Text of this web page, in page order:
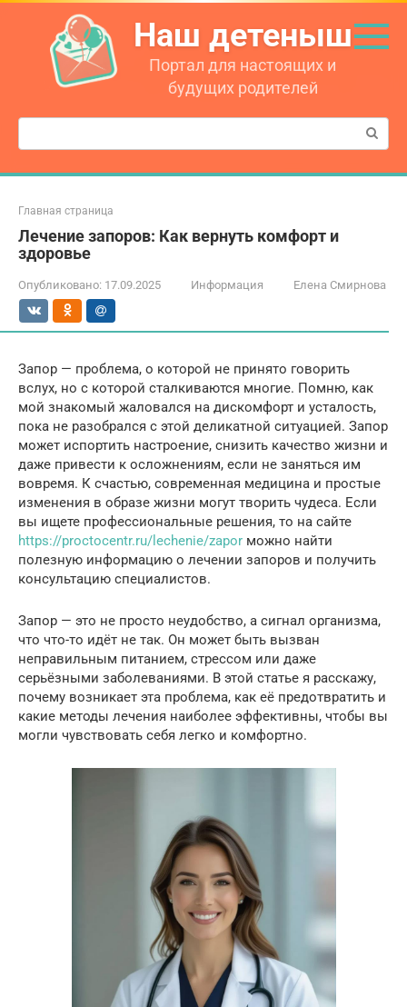
Перейти
контенту
Наш детеныш
Портал для настоящих и
будущих родителей
Поиск:
Главная страница
Лечение запоров: Как вернуть комфорт и
здоровье
Опубликовано: 17.09.2025 Информация Елена Смирнова
Запор — проблема, о которой не принято говорить
вслух, но с которой сталкиваются многие. Помню, как
мой знакомый жаловался на дискомфорт и усталость,
пока не разобрался с этой деликатной ситуацией. Запор
может испортить настроение, снизить качество жизни и
даже привести к осложнениям, если не заняться им
вовремя. К счастью, современная медицина и простые
изменения в образе жизни могут творить чудеса. Если
вы ищете профессиональные решения, то на сайте
https://proctocentr.ru/lechenie/zapor можно найти
полезную информацию о лечении запоров и получить
консультацию специалистов.
Запор — это не просто неудобство, а сигнал организма,
что что-то идёт не так. Он может быть вызван
неправильным питанием, стрессом или даже
серьёзными заболеваниями. В этой статье я расскажу,
почему возникает эта проблема, как её предотвратить и
какие методы лечения наиболее эффективны, чтобы вы
могли чувствовать себя легко и комфортно.